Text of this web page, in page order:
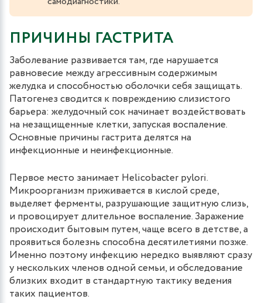
ПРИЧИНЫ ГАСТРИТА
Заболевание развивается там, где нарушается
равновесие между агрессивным содержимым
желудка и способностью оболочки себя защищать.
Патогенез сводится к повреждению слизистого
барьера: желудочный сок начинает воздействовать
на незащищенные клетки, запуская воспаление.
Основные причины гастрита делятся на
инфекционные и неинфекционные.
Первое место занимает Helicobacter pylori.
Микроорганизм приживается в кислой среде,
выделяет ферменты, разрушающие защитную слизь,
и провоцирует длительное воспаление. Заражение
происходит бытовым путем, чаще всего в детстве, а
проявиться болезнь способна десятилетиями позже.
Именно поэтому инфекцию нередко выявляют сразу
у нескольких членов одной семьи, и обследование
близких входит в стандартную тактику ведения
таких пациентов.